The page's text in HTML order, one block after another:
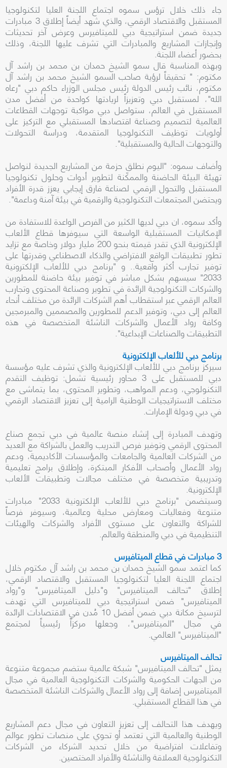
جاء ذلك خلال ترؤس سموه اجتماع اللجنة العليا لتكنولوجيا
المستقبل والاقتصاد الرقمي، والذي شهد أيضاً إطلاق 3 مبادرات
جديدة ضمن استراتيجية دبي للميتافيرس وعرض آخر تحديثات
وإنجازات المشاريع والمبادرات التي تشرف عليها اللجنة، وذلك
بحضور أعضاء اللجنة.
وبهذه المناسبة قال سمو الشيخ حمدان بن محمد بن راشد آل
مكتوم: " تحقيقاً لرؤية صاحب السمو الشيخ محمد بن راشد آل
مكتوم، نائب رئيس الدولة رئيس مجلس الوزراء حاكم دبي "رعاه
الله"، لمستقبل دبي وتعزيزاً لريادتها كواحدة من أفضل مدن
المستقبل في العالم، ستواصل دبي مواكبة توجهات القطاعات
العالمية لتصميم وصناعة اقتصادها المستقبلي مع التركيز على
أولويات توظيف التكنولوجيا المتقدمة، ودراسة التحولات
والتوجهات الحالية والمستقبلية".
وأضاف سموه: "اليوم نطلق حزمة من المشاريع الجديدة لنواصل
تهيئة البيئة الحاضنة والممكّنة لتطوير أدوات وحلول تكنولوجيا
المستقبل والتحول الرقمي لصناعة فارق إيجابي يعزز قدرة الأفراد
ويحتضن المجتمعات التكنولوجية والرقمية في بيئة آمنة وداعمة".
وأكد سموه، ان دبي لديها الكثير من الفرص الواعدة للاستفادة من
الإمكانيات المستقبلية الواسعة التي سيوفرها قطاع الألعاب
الإلكترونية الذي تقدر قيمته بنحو 200 مليار دولار وخاصة مع تزايد
تطور تطبيقات الواقع الافتراضي والذكاء الاصطناعي وقدرتها على
توفير تجارب أكثر واقعية.. و "برنامج دبي للألعاب الإلكترونية
2033" سيسهم بشكل مباشر في توفير بيئة حاضنة للمطورين
والشركات التكنولوجية الرائدة في تطوير وصناعة المحتوى وتجارب
العالم الرقمي عبر استقطاب أهم الشركات الرائدة من مختلف أنحاء
العالم إلى دبي، وتوفير الدعم للمطورين والمصممين والمبرمجين
وكافة رواد الأعمال والشركات الناشئة المتخصصة في هذه
التطبيقات والصناعات الإبداعية".
برنامج دبي للألعاب الإلكترونية
سيركز برنامج دبي للألعاب الإلكترونية والذي تشرف عليه مؤسسة
دبي للمستقبل على 3 محاور رئيسية تشمل: توظيف التقدم
التكنولوجي، ودعم المواهب، وتطوير المحتوى، بما يتماشى مع
مختلف الاستراتيجيات الوطنية الرامية إلى تعزيز الاقتصاد الرقمي
في دبي ودولة الإمارات.
وتهدف المبادرة إلى إنشاء منصة عالمية في دبي تجمع صناع
المحتوى الرقمي وتوفير فرص التدريب والعمل بالشراكة مع العديد
من الشركات العالمية والجامعات والمؤسسات الأكاديمية، ودعم
رواد الأعمال وأصحاب الأفكار المبتكرة، وإطلاق برامج تعليمية
وتدريبية متخصصة في مختلف مجالات وتطبيقات الألعاب
الإلكترونية.
وسيتضمن "برنامج دبي للألعاب الإلكترونية 2033" مبادرات
متنوعة وفعاليات ومعارض محلية وعالمية، وسيوفر فرصاً
للشراكة والتعاون على مستوى الأفراد والشركات والهيئات
التنظيمية في دبي والمنطقة والعالم.
3 مبادرات في قطاع الميتافيرس
كما اعتمد سمو الشيخ حمدان بن محمد بن راشد آل مكتوم خلال
اجتماع اللجنة العليا لتكنولوجيا المستقبل والاقتصاد الرقمي،
إطلاق "تحالف الميتافيرس" و"دليل الميتافيرس" و"رواد
الميتافيرس" ضمن استراتيجية دبي للميتافيرس التي تهدف
لترسيخ مكانة دبي ضمن أفضل 10 مُدن في الاقتصادات الرائدة
في مجال "الميتافيرس"، وجعلها مركزاً رئيسياً لمجتمع
"الميتافيرس" العالمي.
تحالف الميتافيرس
يمثل "تحالف الميتافيرس" شبكة عالمية ستضم مجموعة متنوعة
من الجهات الحكومية والشركات التكنولوجية العالمية في مجال
الميتافيرس إضافة إلى رواد الأعمال والشركات الناشئة المتخصصة
في هذا القطاع المستقبلي.
ويهدف هذا التحالف إلى تعزيز التعاون في مجال دعم المشاريع
الوطنية والعالمية التي تعتمد أو تحوي على منصات تطور عوالم
وتفاعلات افتراضية من خلال تحديد الشركاء من الشركات
التكنولوجية العملاقة والناشئة والأفراد المختصين.